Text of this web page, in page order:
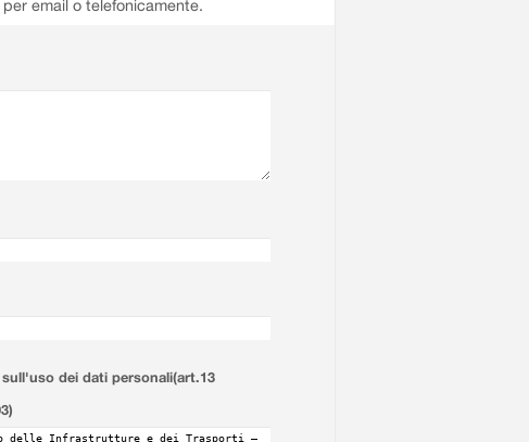
email o telefonicamente.
dei dati personali(art.13